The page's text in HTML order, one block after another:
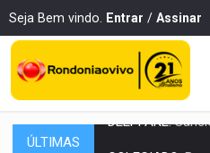
Seja Bem vindo. Entrar / Assinar
ÚLTIMAS